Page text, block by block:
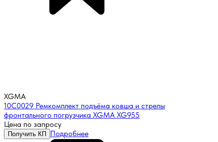
XGMA
10C0029 Ремкомплект подъёма ковша и стрелы
фронтального погрузчика XGMA XG955
Цена по запросу
Получить КП Подробнее